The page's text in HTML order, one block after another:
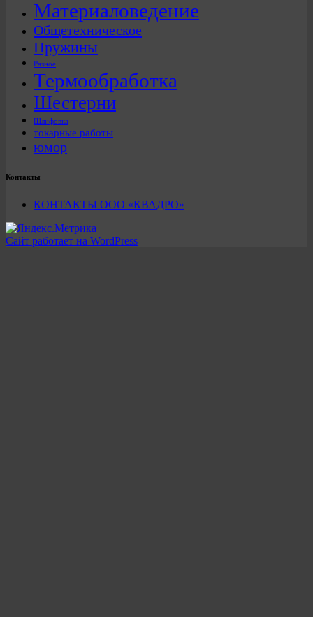
Материаловедение
Общетехническое
Пружины
Разное
Термообработка
Шестерни
Шлифовка
токарные работы
юмор
Контакты
КОНТАКТЫ ООО «КВАДРО»
Сайт работает на WordPress